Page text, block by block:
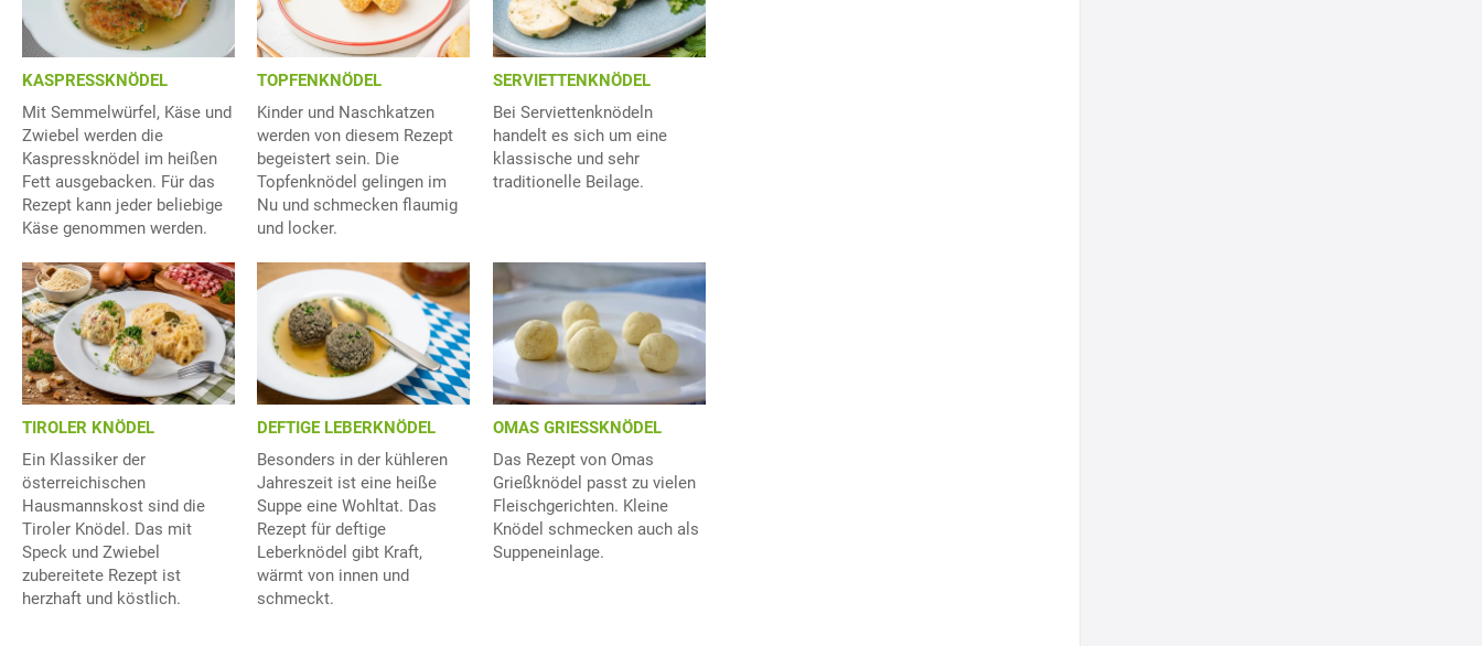
KASPRESSKNÖDEL
Mit Semmelwürfel, Käse und
Zwiebel werden die
Kaspressknödel im heißen
Fett ausgebacken. Für das
Rezept kann jeder beliebige
Käse genommen werden.
TOPFENKNÖDEL
Kinder und Naschkatzen
werden von diesem Rezept
begeistert sein. Die
Topfenknödel gelingen im
Nu und schmecken flaumig
und locker.
SERVIETTENKNÖDEL
Bei Serviettenknödeln
handelt es sich um eine
klassische und sehr
traditionelle Beilage.
TIROLER KNÖDEL
Ein Klassiker der
österreichischen
Hausmannskost sind die
Tiroler Knödel. Das mit
Speck und Zwiebel
zubereitete Rezept ist
herzhaft und köstlich.
DEFTIGE LEBERKNÖDEL
Besonders in der kühleren
Jahreszeit ist eine heiße
Suppe eine Wohltat. Das
Rezept für deftige
Leberknödel gibt Kraft,
wärmt von innen und
schmeckt.
OMAS GRIESSKNÖDEL
Das Rezept von Omas
Grießknödel passt zu vielen
Fleischgerichten. Kleine
Knödel schmecken auch als
Suppeneinlage.